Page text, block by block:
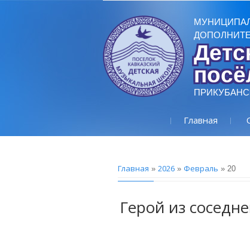
Главная
Главная » 2026 » Февраль » 20
Герой из